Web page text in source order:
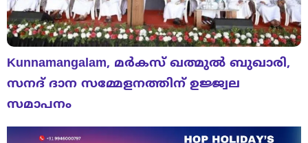
Kunnamangalam, മർകസ് ഖത്മുൽ ബുഖാരി,
സനദ് ദാന സമ്മേളനത്തിന് ഉജ്ജ്വല
സമാപനം